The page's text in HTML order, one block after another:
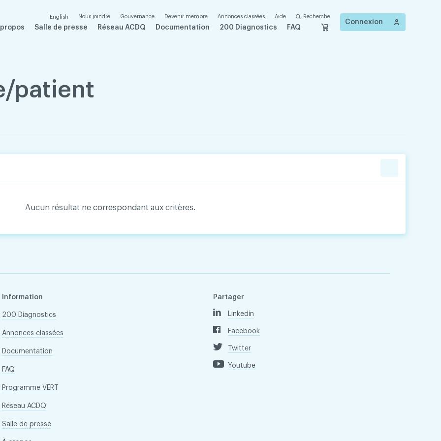
English Nous joindre Gouvernance Devenir membre Annonces classées Aide Recherche
Salle de presse Réseau ACDQ Documentation 200 Diagnostics FAQ
Connexion
patient
Aucun résultat ne correspondant aux critères.
Information
200 Diagnostics
Annonces classées
Documentation
FAQ
Programme VERT
Réseau ACDQ
Salle de presse
Partager
Linkedin
Facebook
Twitter
Youtube